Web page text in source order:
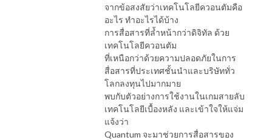
จากข้อสงสัยว่าเทคโนโลยีควอนตัมคือ
อะไร ทำอะไรได้บ้าง
การสื่อสารที่ล้ำหน้ากว่าดิจิทัล ด้วย
เทคโนโลยีควอนตัม
ที่เหนือกว่าด้วยความปลอดภัยในการ
สื่อสารที่ประเทศชั้นนำและบริษัททั่ว
โลกลงทุนไปมากมาย
พบกับตัวอย่างการใช้งานในเกมสายลับ
เทคโนโลยีเบื้องหลัง และเข้าใจให้แจ่ม
แจ้งว่า
Quantum จะมาช่วยการสื่อสารของ